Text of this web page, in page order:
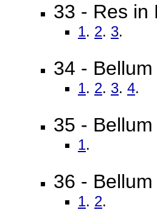
33 - Res in
1. 2. 3.
34 -
1. 2. 3. 4.
35 -
1.
36 -
1. 2.